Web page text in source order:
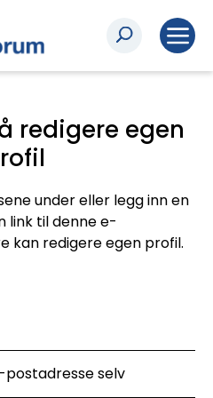
redigere egen
under eller legg inn en
link til denne e-
kan redigere egen profil.
postadresse selv